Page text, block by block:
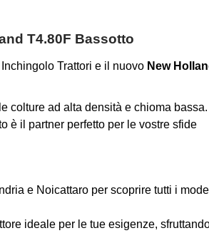
T4.80F Bassotto
Trattori e il nuovo New
colture ad alta densità e chioma bassa.
è il partner perfetto per le vostre sfide
e Noicattaro per scoprire tutti i
ideale per le tue esigenze,